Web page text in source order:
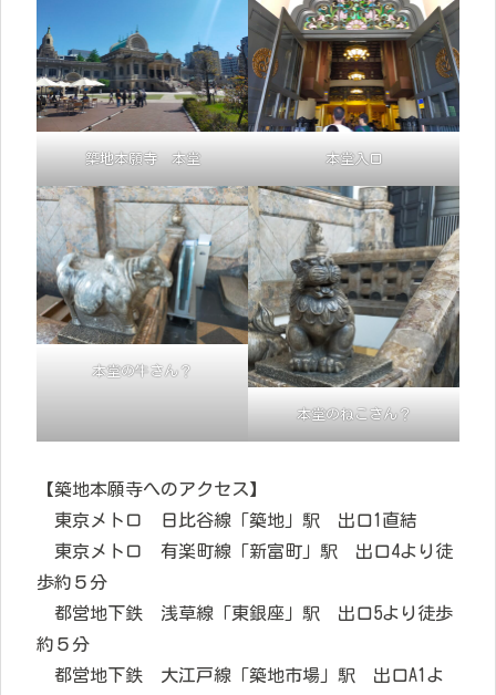
築地本願寺 本堂 本堂入口
本堂の牛さん？
本堂のねこさん？
【築地本願寺へのアクセス】
東京メトロ 日比谷線「築地」駅 出口1直結
東京メトロ 有楽町線「新富町」駅 出口4より徒
歩約５分
都営地下鉄 浅草線「東銀座」駅 出口5より徒歩
約５分
都営地下鉄 大江戸線「築地市場」駅 出口A1よ